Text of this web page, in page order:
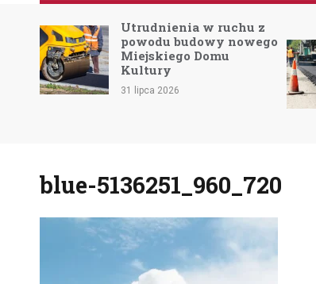
Utrudnienia w ruchu z
powodu budowy nowego
Miejskiego Domu
Kultury
31 lipca 2026
blue-5136251_960_720